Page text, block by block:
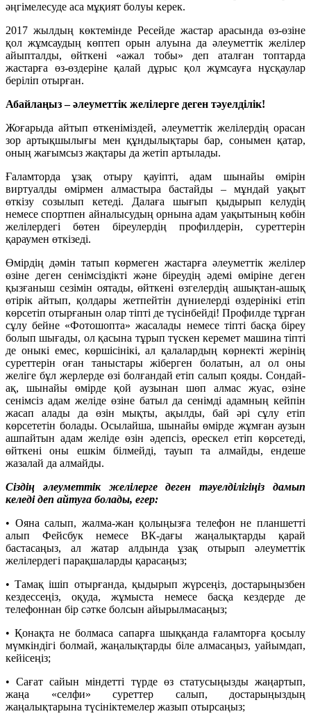
әңгімелесуде аса мұқият болуы керек.
2017 жылдың көктемінде Ресейде жастар арасында өз-өзіне
қол жұмсаудың көптеп орын алуына да әлеуметтік желілер
айыпталды, өйткені «ажал тобы» деп аталған топтарда
жастарға өз-өздеріне қалай дұрыс қол жұмсауға нұсқаулар
беріліп отырған.
Абайлаңыз – әлеуметтік желілерге деген тәуелділік!
Жоғарыда айтып өткеніміздей, әлеуметтік желілердің орасан
зор артықшылығы мен құндылықтары бар, сонымен қатар,
оның жағымсыз жақтары да жетіп артылады.
Ғаламторда ұзақ отыру қауіпті, адам шынайы өмірін
виртуалды өмірмен алмастыра бастайды – мұндай уақыт
өткізу созылып кетеді. Далаға шығып қыдырып келудің
немесе спортпен айналысудың орнына адам уақытының көбін
желілердегі бөтен біреулердің профилдерін, суреттерін
қараумен өткізеді.
Өмірдің дәмін татып көрмеген жастарға әлеуметтік желілер
өзіне деген сенімсіздікті және біреудің әдемі өміріне деген
қызғаныш сезімін оятады, өйткені өзгелердің ашықтан-ашық
өтірік айтып, қолдары жетпейтін дүниелерді өздерінікі етіп
көрсетіп отырғанын олар тіпті де түсінбейді! Профилде тұрған
сұлу бейне «Фотошопта» жасалады немесе тіпті басқа біреу
болып шығады, ол қасына тұрып түскен керемет машина тіпті
де оныкі емес, көршісінікі, ал қалалардың көрнекті жерінің
суреттерін оған таныстары жіберген болатын, ал ол оны
желіге бұл жерлерде өзі болғандай етіп салып қояды. Сондай-
ақ, шынайы өмірде қой аузынан шөп алмас жуас, өзіне
сенімсіз адам желіде өзіне батыл да сенімді адамның кейпін
жасап алады да өзін мықты, ақылды, бай әрі сұлу етіп
көрсететін болады. Осылайша, шынайы өмірде жұмған аузын
ашпайтын адам желіде өзін әдепсіз, өрескел етіп көрсетеді,
өйткені оны ешкім білмейді, тауып та алмайды, ендеше
жазалай да алмайды.
Сіздің әлеуметтік желілерге деген тәуелділігіңіз дамып
келеді деп айтуға болады, егер:
• Ояна салып, жалма-жан қолыңызға телефон не планшетті
алып Фейсбук немесе ВК-дағы жаңалықтарды қарай
бастасаңыз, ал жатар алдында ұзақ отырып әлеуметтік
желілердегі парақшаларды қарасаңыз;
• Тамақ ішіп отырғанда, қыдырып жүрсеңіз, достарыңызбен
кездессеңіз, оқуда, жұмыста немесе басқа кездерде де
телефоннан бір сәтке болсын айырылмасаңыз;
• Қонақта не болмаса сапарға шыққанда ғаламторға қосылу
мүмкіндігі болмай, жаңалықтарды біле алмасаңыз, уайымдап,
кейісеңіз;
• Сағат сайын міндетті түрде өз статусыңызды жаңартып,
жаңа «селфи» суреттер салып, достарыңыздың
жаңалықтарына түсініктемелер жазып отырсаңыз;